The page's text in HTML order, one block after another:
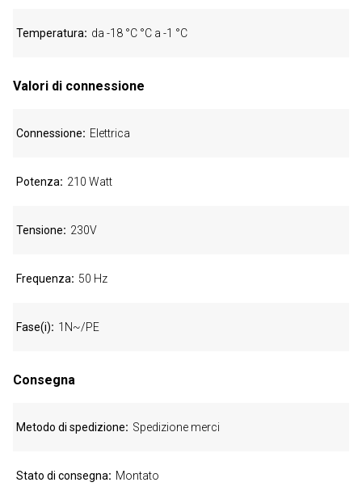
Temperatura da -18 °C °C a -1 °C
Valori di connessione
Connessione Elettrica
Potenza 210 Watt
Tensione 230V
Frequenza 50 Hz
Fase(i) 1N~/PE
Consegna
Metodo di spedizione Spedizione merci
Stato di consegna Montato